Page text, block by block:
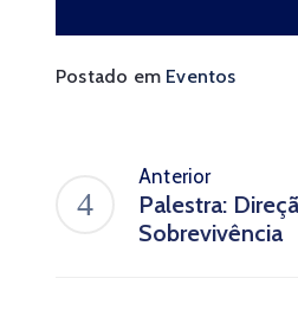
Postado em Eventos
Anterior
Palestra:
Sobrevivência